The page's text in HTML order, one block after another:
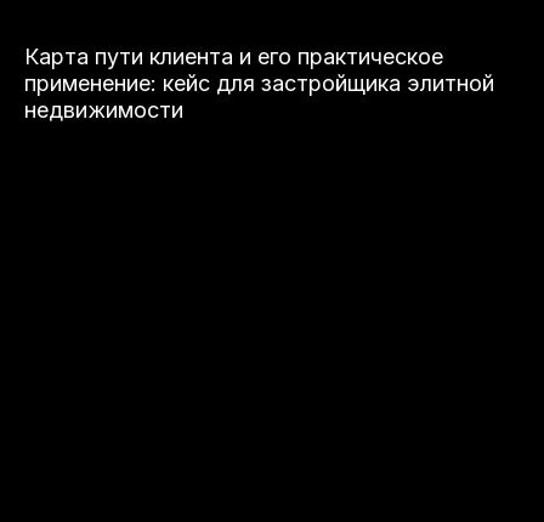
Карта пути клиента и его практическое
применение: кейс для застройщика элитной
недвижимости